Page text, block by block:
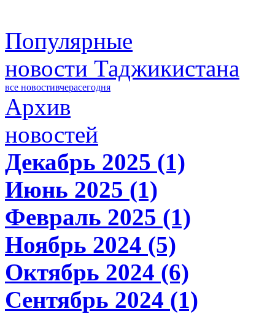
Популярные
новости Таджикистана
все новостивчерасегодня
Архив
новостей
Декабрь 2025 (1)
Июнь 2025 (1)
Февраль 2025 (1)
Ноябрь 2024 (5)
Октябрь 2024 (6)
Сентябрь 2024 (1)